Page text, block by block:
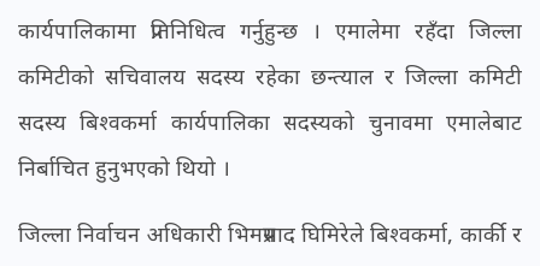
कार्यपालिकामा प्रतिनिधित्व गर्नुहुन्छ । एमालेमा रहँदा जिल्ला
कमिटीको सचिवालय सदस्य रहेका छन्त्याल र जिल्ला कमिटी
सदस्य बिश्वकर्मा कार्यपालिका सदस्यको चुनावमा एमालेबाट
निर्बाचित हुनुभएको थियो ।
जिल्ला निर्वाचन अधिकारी भिमप्रसाद घिमिरेले बिश्वकर्मा, कार्की र